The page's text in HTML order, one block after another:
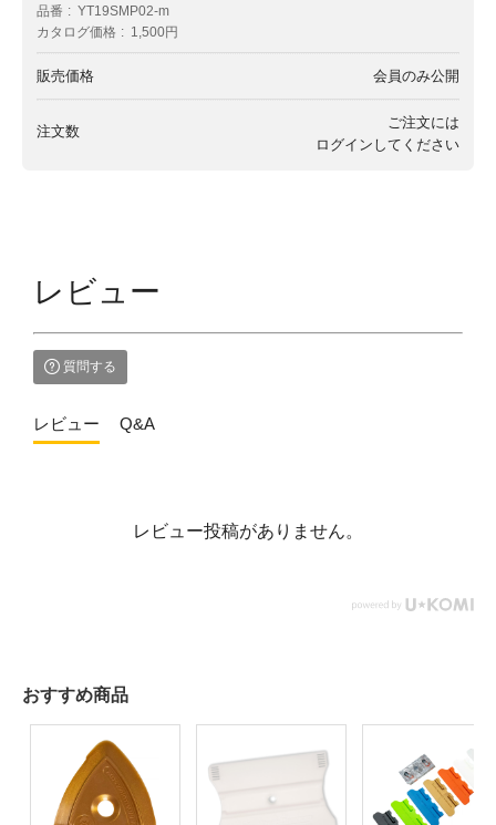
品番
YT19SMP02-m
カタログ価格
1,500円
販売価格 会員のみ公開
注文数
ご注文には
ログイン してください
レビュー
質問する
レビュー Q&A
レビュー投稿がありません。
おすすめ商品